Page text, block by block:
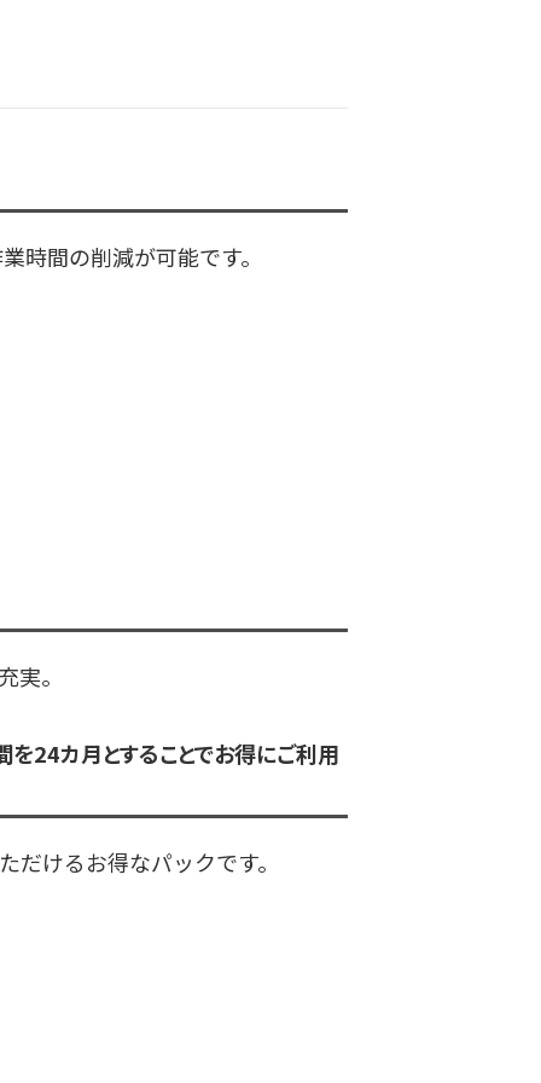
時間の削減が可能です。
実。
24カ月とすることでお得にご利用
けるお得なパックです。